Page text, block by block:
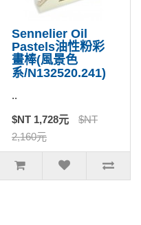
Sennelier Oil
Pastels油性粉彩
畫棒(風景色
系/N132520.241)
..
$NT 1,728元
$NT
2,160元